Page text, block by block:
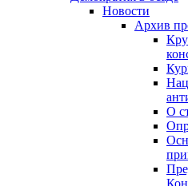
Новости
Архив
О